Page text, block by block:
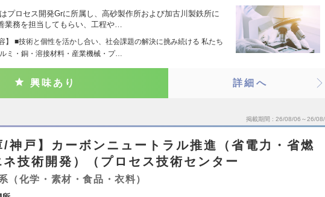
プロセス開発Grに所属し、高砂製作所および加古川製鉄所に
業務を担当してもらい、工程や…
容】 ■技術と個性を活かし合い、社会課題の解決に挑み続ける 私たち
ミ・銅・溶接材料・産業機械・プ…
興味あり 詳細へ
掲載期間 26/08/06～26/
/神戸】カーボンニュートラル推進（省電力・省燃
技術開発）（プロセス技術センター
（化学・素材・食品・衣料）